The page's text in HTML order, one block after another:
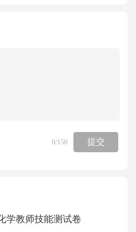
0/150 提交
学教师技能测试卷